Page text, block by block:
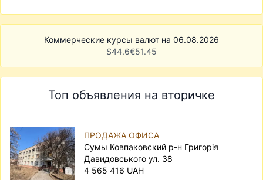
Коммерческие курсы валют на 06.08.2026
$44.6€51.45
Топ объявления на вторичке
ПРОДАЖА ОФИСА
Сумы Ковпаковский р-н Григорія
Давидовського ул. 38
4 565 416 UAH